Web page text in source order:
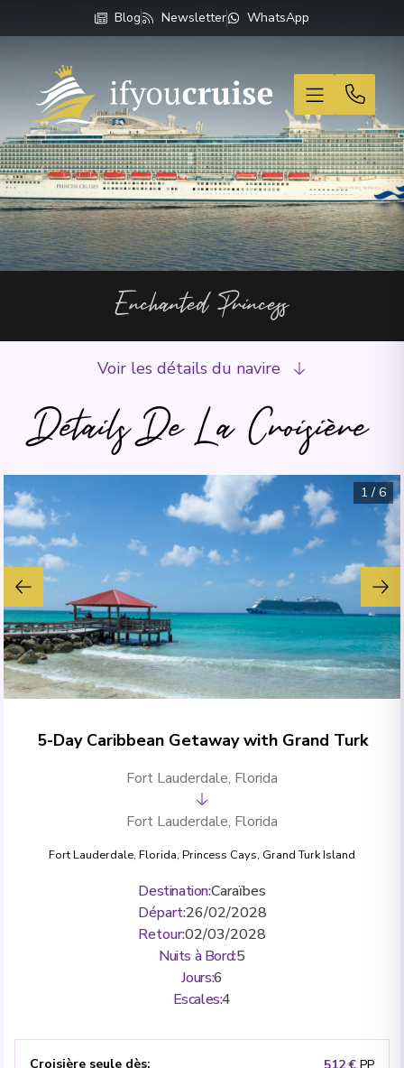
Blog Newsletter WhatsApp
If You Cruise
Enchanted Princess
Détails De La Croisière
Voir les détails du navire
1/ 6
5-Day Caribbean Getaway with Grand Turk
Fort Lauderdale, Florida
Fort Lauderdale, Florida
Fort Lauderdale, Florida, Princess Cays, Grand Turk Island
Destination:Caraïbes
Départ:26/02/2028
Retour:02/03/2028
Nuits à Bord:5
Jours:6
Escales:4
Croisière seule dès: 512 € PP